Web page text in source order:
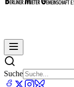
Suche